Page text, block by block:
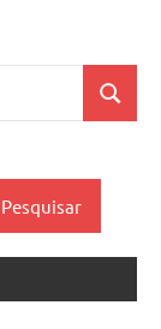
Pesquisar